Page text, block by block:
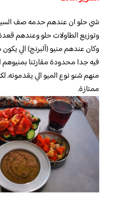
شي حلو ان عندهم حدمه صف
وتوزيع الطاولات حلو وعندهم
فيه جدا محدودة مقارتنا بمنيوهم
منهم شنو نوع الميو الي يقدمونه.
ممتازة.